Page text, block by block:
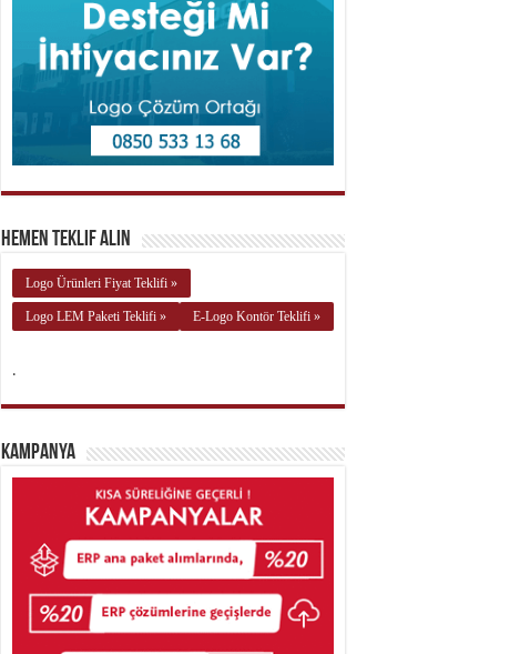
Hemen Teklif Alın
Logo Ürünleri Fiyat Teklifi »
Logo LEM Paketi Teklifi » E-Logo Kontör Teklifi »
.
Kampanya